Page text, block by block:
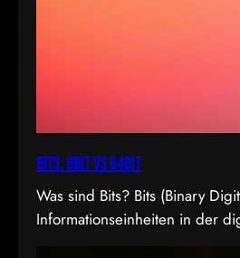
Bits: 8bit vs 64bit
Was sind Bits? Bits (Binary
Informationseinheiten in der